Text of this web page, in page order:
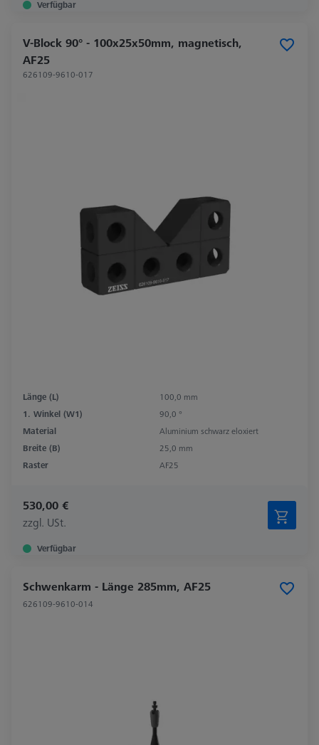
Verfügbar
V-Block 90° - 100x25x50mm, magnetisch,
AF25
626109-9610-017
Länge (L)
100,0 mm
1. Winkel (W1)
90,0 °
Material
Aluminium schwarz eloxiert
Breite (B)
25,0 mm
Raster
AF25
530,00 €
zzgl. USt.
Verfügbar
Schwenkarm - Länge 285mm, AF25
626109-9610-014